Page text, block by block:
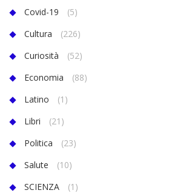
Covid-19
(5)
Cultura
(226)
Curiosità
(52)
Economia
(88)
Latino
(1)
Libri
(21)
Politica
(23)
Salute
(10)
SCIENZA
(1)